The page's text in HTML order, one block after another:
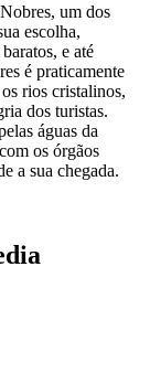
um dos
escolha,
e até
é praticamente
rios cristalinos,
dos turistas.
águas da
os órgãos
a sua chegada.